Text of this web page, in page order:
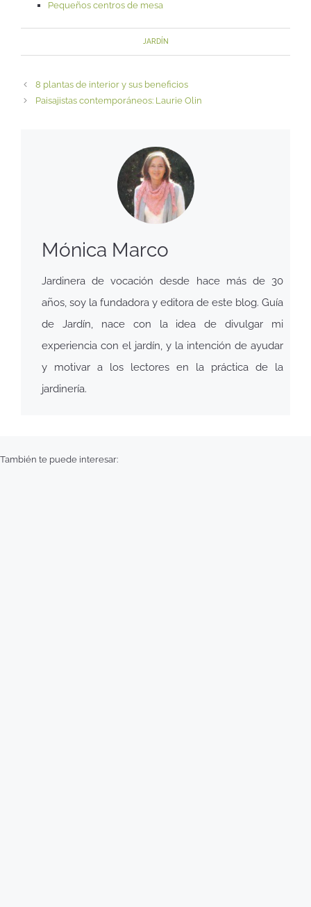
Pequeños centros de mesa
JARDÍN
8 plantas de interior y sus beneficios
Paisajistas contemporáneos: Laurie Olin
Mónica Marco
Jardinera de vocación desde hace más de 30
años, soy la fundadora y editora de este blog. Guía
de Jardín, nace con la idea de divulgar mi
experiencia con el jardín, y la intención de ayudar
y motivar a los lectores en la práctica de la
jardinería.
También te puede interesar: